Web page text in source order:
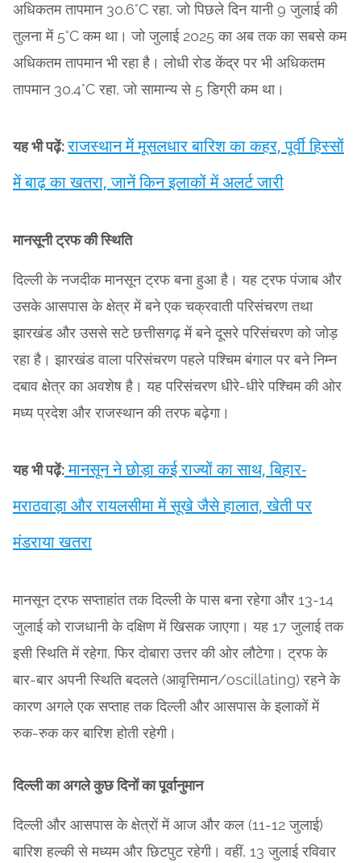
अधिकतम तापमान 30.6°C रहा, जो पिछले दिन यानी 9 जुलाई की
तुलना में 5°C कम था। जो जुलाई 2025 का अब तक का सबसे कम
अधिकतम तापमान भी रहा है। लोधी रोड केंद्र पर भी अधिकतम
तापमान 30.4°C रहा, जो सामान्य से 5 डिग्री कम था।
यह भी पढ़ें:राजस्थान में मूसलधार बारिश का कहर, पूर्वी हिस्सों
में बाढ़ का खतरा, जानें किन इलाकों में अलर्ट जारी
मानसूनी ट्रफ की स्थिति
दिल्ली के नजदीक मानसून ट्रफ बना हुआ है। यह ट्रफ पंजाब और
उसके आसपास के क्षेत्र में बने एक चक्रवाती परिसंचरण तथा
झारखंड और उससे सटे छत्तीसगढ़ में बने दूसरे परिसंचरण को जोड़
रहा है। झारखंड वाला परिसंचरण पहले पश्चिम बंगाल पर बने निम्न
दबाव क्षेत्र का अवशेष है। यह परिसंचरण धीरे-धीरे पश्चिम की ओर
मध्य प्रदेश और राजस्थान की तरफ बढ़ेगा।
यह भी पढ़ें:मानसून ने छोड़ा कई राज्यों का साथ, बिहार-
मराठवाड़ा और रायलसीमा में सूखे जैसे हालात, खेती पर
मंडराया खतरा
मानसून ट्रफ सप्ताहांत तक दिल्ली के पास बना रहेगा और 13-14
जुलाई को राजधानी के दक्षिण में खिसक जाएगा। यह 17 जुलाई तक
इसी स्थिति में रहेगा, फिर दोबारा उत्तर की ओर लौटेगा। ट्रफ के
बार-बार अपनी स्थिति बदलते (आवृत्तिमान/oscillating) रहने के
कारण अगले एक सप्ताह तक दिल्ली और आसपास के इलाकों में
रुक-रुक कर बारिश होती रहेगी।
दिल्ली का अगले कुछ दिनों का पूर्वानुमान
दिल्ली और आसपास के क्षेत्रों में आज और कल (11-12 जुलाई)
बारिश हल्की से मध्यम और छिटपुट रहेगी। वहीं, 13 जुलाई रविवार